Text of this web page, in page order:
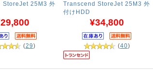
StoreJet 25M3 外
(29)
Transcend StoreJet 25M3 外
付けHDD
¥34,800
(40)